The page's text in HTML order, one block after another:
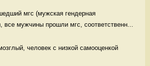
мгс (мужская гендерная
все мужчины прошли мгс, соответственн...
человек с низкой самооценкой